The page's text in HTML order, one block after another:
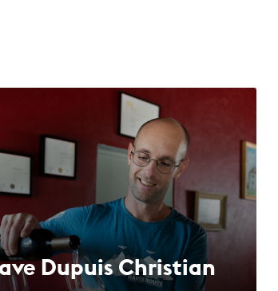
Dupuis Christian